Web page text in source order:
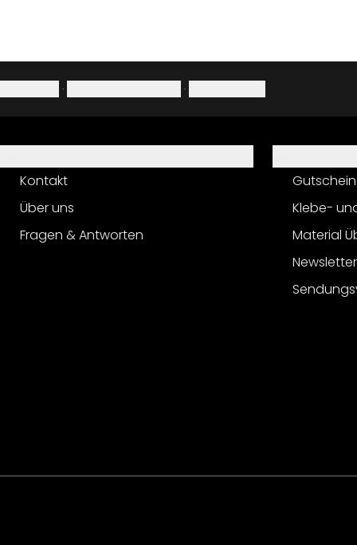
· ·
Kontakt
Über uns
Fragen & Antworten
Klebe-
Material